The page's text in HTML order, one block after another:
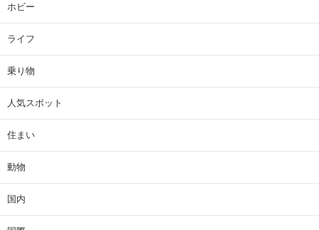
ホビー
ライフ
乗り物
人気スポット
住まい
動物
国内